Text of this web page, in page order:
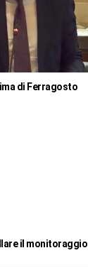
di Ferragosto
il monitoraggio